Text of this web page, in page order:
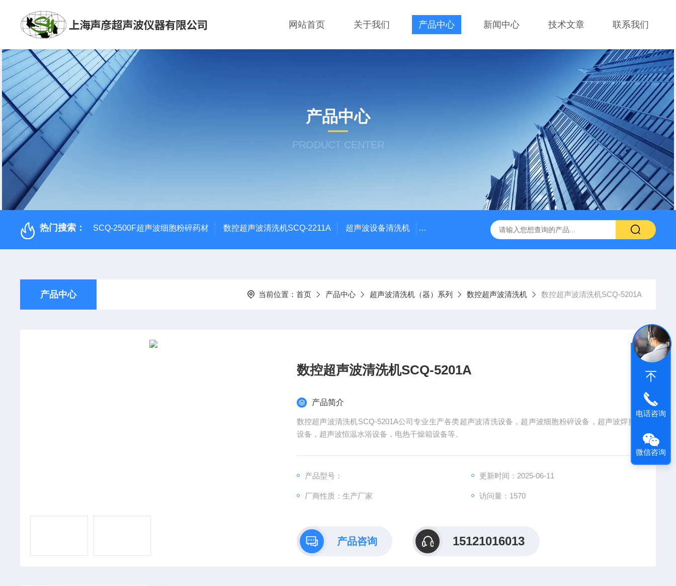
网站首页 关于我们 产品中心 新闻中心 技术文章 联系我们
产品中心
PRODUCT CENTER
热门搜索： SCQ-2500F超声波细胞粉碎药材 数控超声波清洗机SCQ-2211A 超声波设备清洗机 数控超声波清洗机1001A 数控超声波清洗机SCQ-250B1 SCQ-
产品中心 当前位置： 首页 产品中心 超声波清洗机（器）系列 数控超声波清洗机 数控超声波清洗机SCQ-5201A
数控超声波清洗机SCQ-5201A
产品简介
数控超声波清洗机SCQ-5201A公司专业生产各类超声波清洗设备，超声波细胞粉碎设备，超声波焊接
设备，超声波恒温水浴设备，电热干燥箱设备等。
产品型号： 更新时间：2025-06-11
厂商性质：生产厂家 访问量：1570
产品咨询 15121016013
电话咨询
微信咨询